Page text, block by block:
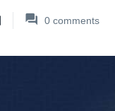
0 comments